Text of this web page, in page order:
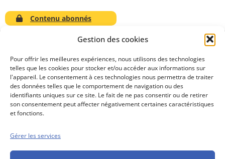
Gestion des cookies
Pour offrir les meilleures expériences, nous utilisons des technologies
telles que les cookies pour stocker et/ou accéder aux informations sur
l'appareil. Le consentement à ces technologies nous permettra de traiter
des données telles que le comportement de navigation ou des
identifiants uniques sur ce site. Le fait de ne pas consentir ou de retirer
son consentement peut affecter négativement certaines caractéristiques
et fonctions.
Gérer les services
Contenu abonnés
Conseils boursiers depuis 1952
Propos Utiles est
une publication
des Editions
Marigny